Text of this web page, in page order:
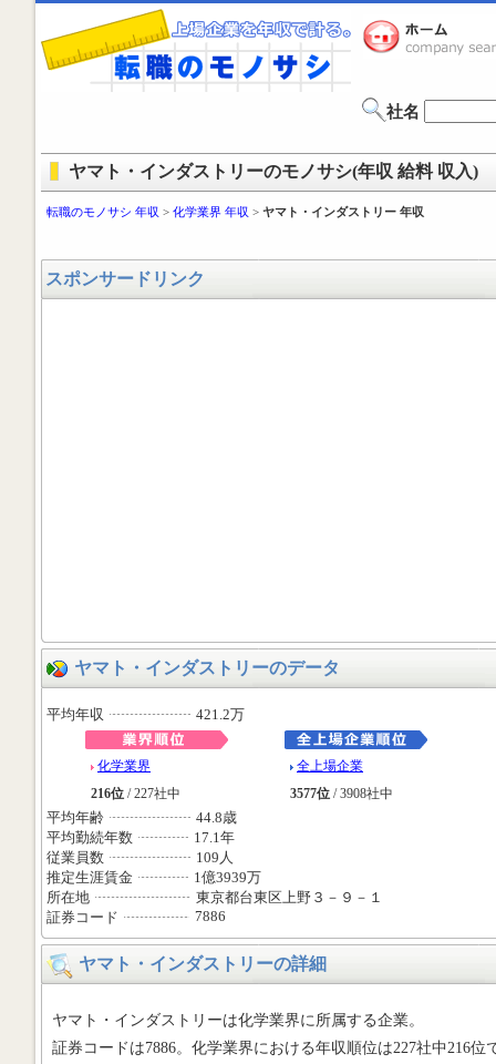
社名
ヤマト・インダストリーのモノサシ(年収 給料 収入)
転職のモノサシ 年収 > 化学業界 年収 > ヤマト・インダストリー 年収
スポンサードリンク
ヤマト・インダストリーのデータ
平均年収 421.2万
化学業界
216位 / 227社中
全上場企業
3577位 / 3908社中
平均年齢
44.8歳
平均勤続年数
17.1年
従業員数
109人
推定生涯賃金
1億3939万
所在地
東京都台東区上野３－９－１
証券コード
7886
ヤマト・インダストリーの詳細
ヤマト・インダストリーは化学業界に所属する企業。
証券コードは7886。化学業界における年収順位は227社中216位